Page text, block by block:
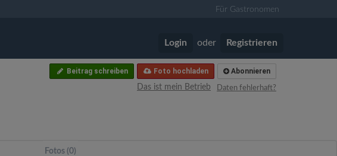
Für Gastronomen
Login oder Registrieren
Abonnieren
Foto hochladen
Beitrag schreiben
Daten fehlerhaft?
Das ist mein Betrieb
Fotos (0)